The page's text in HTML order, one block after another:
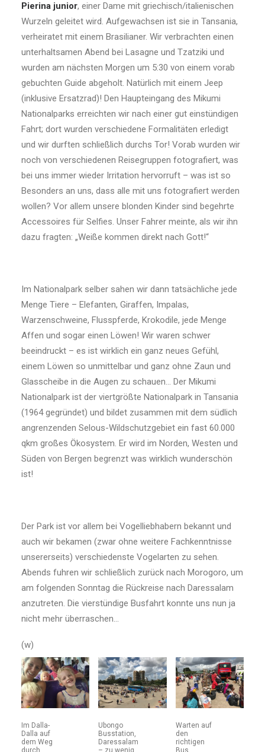
Pierina junior, einer Dame mit griechisch/italienischen
Wurzeln geleitet wird. Aufgewachsen ist sie in Tansania,
verheiratet mit einem Brasilianer. Wir verbrachten einen
unterhaltsamen Abend bei Lasagne und Tzatziki und
wurden am nächsten Morgen um 5:30 von einem vorab
gebuchten Guide abgeholt. Natürlich mit einem Jeep
(inklusive Ersatzrad)! Den Haupteingang des Mikumi
Nationalparks erreichten wir nach einer gut einstündigen
Fahrt; dort wurden verschiedene Formalitäten erledigt
und wir durften schließlich durchs Tor! Vorab wurden wir
noch von verschiedenen Reisegruppen fotografiert, was
bei uns immer wieder Irritation hervorruft – was ist so
Besonders an uns, dass alle mit uns fotografiert werden
wollen? Vor allem unsere blonden Kinder sind begehrte
Accessoires für Selfies. Unser Fahrer meinte, als wir ihn
dazu fragten: „Weiße kommen direkt nach Gott!“
Im Nationalpark selber sahen wir dann tatsächliche jede
Menge Tiere – Elefanten, Giraffen, Impalas,
Warzenschweine, Flusspferde, Krokodile, jede Menge
Affen und sogar einen Löwen! Wir waren schwer
beeindruckt – es ist wirklich ein ganz neues Gefühl,
einem Löwen so unmittelbar und ganz ohne Zaun und
Glasscheibe in die Augen zu schauen… Der Mikumi
Nationalpark ist der viertgrößte Nationalpark in Tansania
(1964 gegründet) und bildet zusammen mit dem südlich
angrenzenden Selous-Wildschutzgebiet ein fast 60.000
qkm großes Ökosystem. Er wird im Norden, Westen und
Süden von Bergen begrenzt was wirklich wunderschön
ist!
Der Park ist vor allem bei Vogelliebhabern bekannt und
auch wir bekamen (zwar ohne weitere Fachkenntnisse
unsererseits) verschiedenste Vogelarten zu sehen.
Abends fuhren wir schließlich zurück nach Morogoro, um
am folgenden Sonntag die Rückreise nach Daressalam
anzutreten. Die vierstündige Busfahrt konnte uns nun ja
nicht mehr überraschen…
(w)
Im Dalla-
Dalla auf
dem Weg
durch
Ubongo
Busstation,
Daressalam
– zu wenig
Warten auf
den
richtigen
Bus,